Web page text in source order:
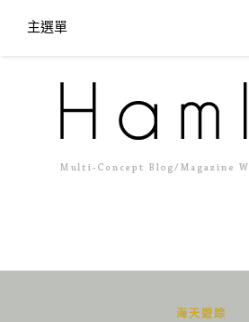
主選單
海天遊踪